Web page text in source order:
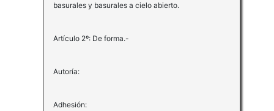
basurales y basurales a cielo abierto.
Artículo 2º: De forma.-
Autoría:
Adhesión: